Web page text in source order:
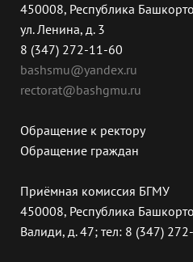
450008, Республика
ул. Ленина, д. 3
8 (347) 272-11-60
bashsmu@yandex.ru
rectorat@bashgmu.ru
Обращение к ректору
Обращение граждан
Приёмная комиссия БГМУ
450008, Республика
Валиди, д. 47; тел: 8 (347)